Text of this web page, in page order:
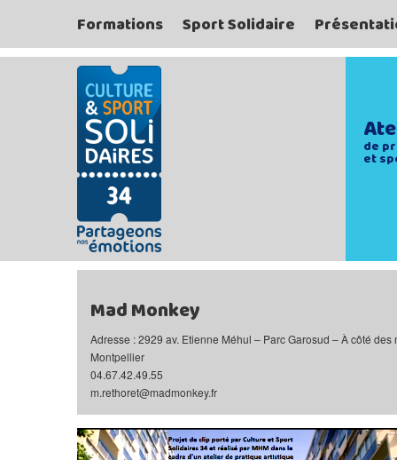
Formations Sport Solidaire
de
et
Mad Monkey
Adresse : 2929 av. Etienne Méhul – Parc Garosud – À côté
Montpellier
04.67.42.49.55
m.rethoret@madmonkey.fr